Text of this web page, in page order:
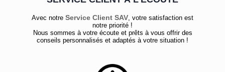
Avec notre Service Client SAV , votre satisfaction est
notre priorité !
Nous sommes à votre écoute et prêts à vous offrir des
conseils personnalisés et adaptés à votre situation !